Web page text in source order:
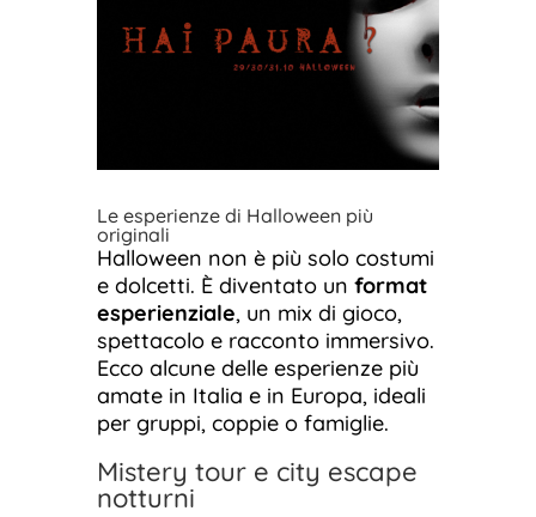
Le esperienze di Halloween più
originali
Halloween non è più solo costumi
e dolcetti. È diventato un format
esperienziale, un mix di gioco,
spettacolo e racconto immersivo.
Ecco alcune delle esperienze più
amate in Italia e in Europa, ideali
per gruppi, coppie o famiglie.
Mistery tour e city escape
notturni